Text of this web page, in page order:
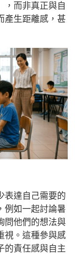
，而非真正與自
產生距離感，甚
表達自己需要的
例如一起討論暑
問他們的想法與
視。這種參與感
的責任感與自主